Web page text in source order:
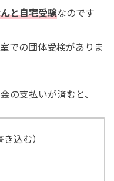
と自宅受験なのです
での団体受検がありま
の支払いが済むと、
込む）